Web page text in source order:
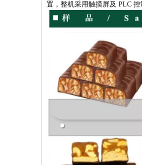
置，整机采用触摸屏及 PLC